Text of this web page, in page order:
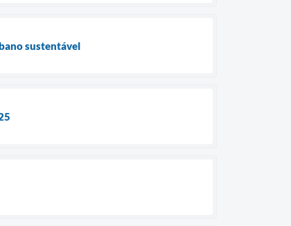
sustentável